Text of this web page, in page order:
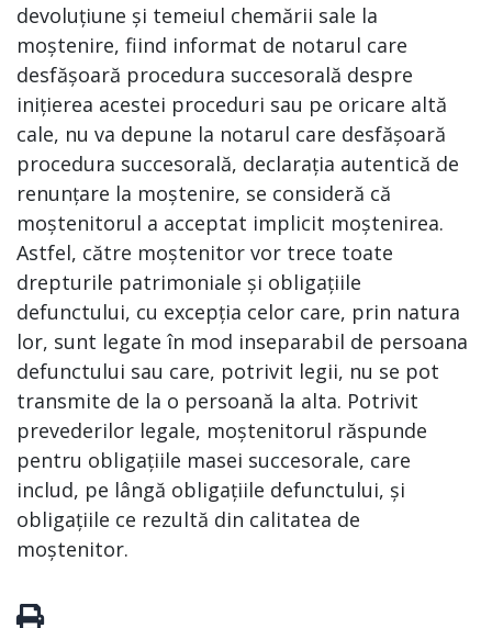
devoluțiune și temeiul chemării sale la
moștenire, fiind informat de notarul care
desfășoară procedura succesorală despre
inițierea acestei proceduri sau pe oricare altă
cale, nu va depune la notarul care desfășoară
procedura succesorală, declarația autentică de
renunțare la moștenire, se consideră că
moștenitorul a acceptat implicit moștenirea.
Astfel, către moștenitor vor trece toate
drepturile patrimoniale și obligațiile
defunctului, cu excepția celor care, prin natura
lor, sunt legate în mod inseparabil de persoana
defunctului sau care, potrivit legii, nu se pot
transmite de la o persoană la alta. Potrivit
prevederilor legale, moștenitorul răspunde
pentru obligațiile masei succesorale, care
includ, pe lângă obligațiile defunctului, și
obligațiile ce rezultă din calitatea de
moștenitor.